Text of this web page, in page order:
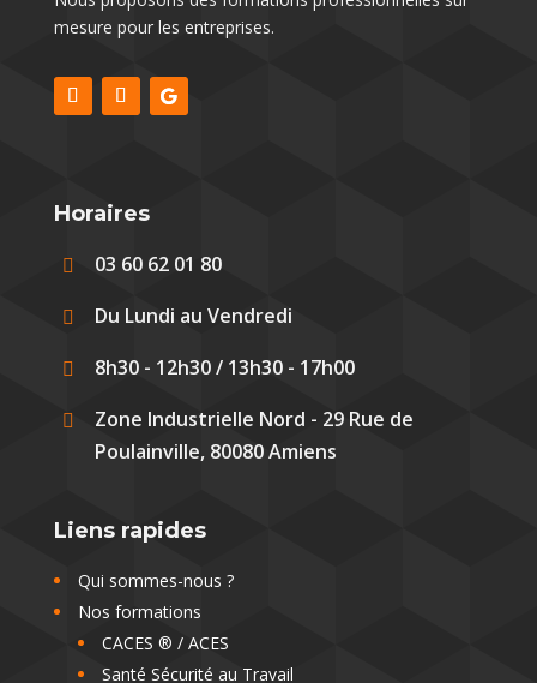
mesure pour les entreprises.
Horaires
 03 60 62 01 80
 Du Lundi au Vendredi
 8h30 - 12h30 / 13h30 - 17h00

Zone Industrielle Nord - 29 Rue de
Poulainville, 80080 Amiens
Liens rapides
Qui sommes-nous ?
Nos formations
CACES ® / ACES
Santé Sécurité au Travail